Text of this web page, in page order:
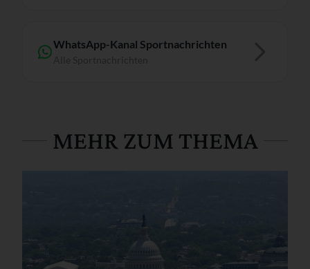
WhatsApp-Kanal Sportnachrichten
MEHR ZUM THEMA